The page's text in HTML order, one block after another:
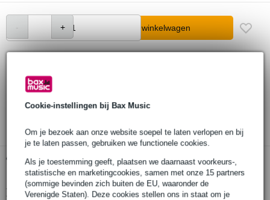
Cookie-instellingen bij Bax Music
Om je bezoek aan onze website soepel te laten verlopen en bij
je te laten passen, gebruiken we functionele cookies.
Als je toestemming geeft, plaatsen we daarnaast voorkeurs-,
statistische en marketingcookies, samen met onze 15 partners
(sommige bevinden zich buiten de EU, waaronder de
Verenigde Staten). Deze cookies stellen ons in staat om je
In winkelwagen
30 dagen 'niet goed geld terug' garantie
3 jaar Bax Music garantie
Gratis ophalen in de winkel
Productinformatie